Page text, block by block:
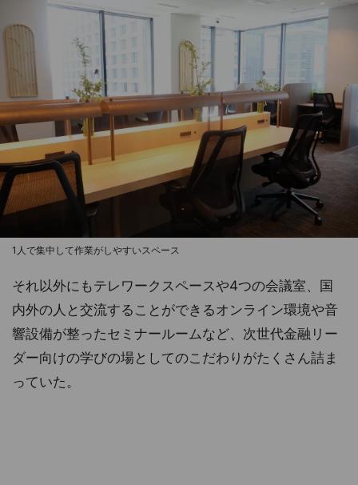
1人で集中して作業がしやすいスペース
それ以外にもテレワークスペースや4つの会議室、国
内外の人と交流することができるオンライン環境や音
響設備が整ったセミナールームなど、次世代金融リー
ダー向けの学びの場としてのこだわりがたくさん詰ま
っていた。